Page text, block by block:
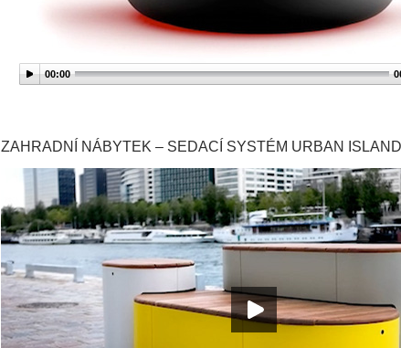
00:00
ZAHRADNÍ NÁBYTEK – SEDACÍ SYSTÉM URBAN